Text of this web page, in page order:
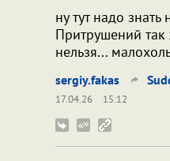
ну тут надо
Притрушений
нельзя...
sergiy.fakas
17.04.26
15:12